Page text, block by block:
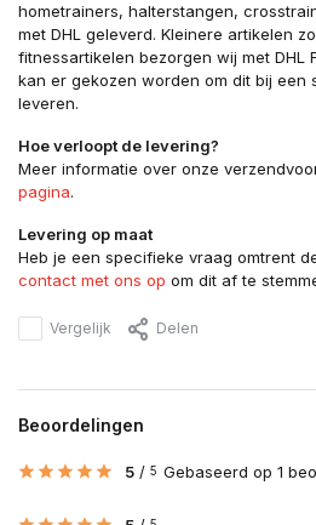
hometrainers, halterstangen,
met DHL geleverd. Kleinere artikelen
fitnessartikelen bezorgen wij met DHL
kan er gekozen worden om dit bij een
leveren.
Hoe verloopt de levering?
Meer informatie over onze
pagina.
Levering op maat
Heb je een specifieke vraag omtrent
contact met ons op om dit af te
Vergelijk Delen
Beoordelingen
5 / 5 Gebaseerd op 1